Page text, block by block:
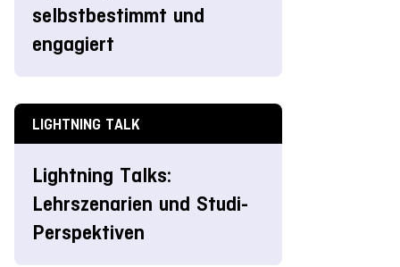
selbstbestimmt und
engagiert
LIGHTNING TALK
Lightning Talks:
Lehrszenarien und Studi-
Perspektiven